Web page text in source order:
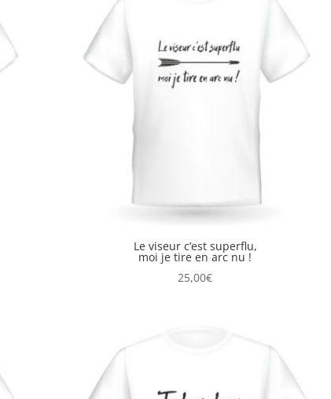
Le viseur c’est superflu,
moi je tire en arc nu !
25,00€